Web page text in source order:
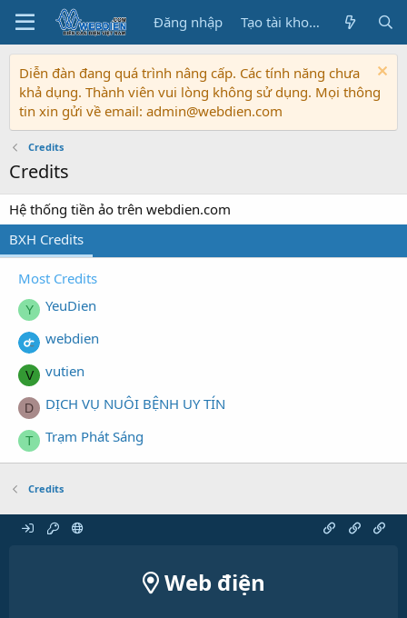
Đăng nhập Tạo tài khoản
Diễn đàn đang quá trình nâng cấp. Các tính năng chưa
khả dụng. Thành viên vui lòng không sử dụng. Mọi thông
tin xin gửi về email: admin@webdien.com
Credits
Credits
Hệ thống tiền ảo trên webdien.com
BXH Credits
Most Credits
Y
YeuDien
webdien
V vutien
D DỊCH VỤ NUÔI BỆNH UY TÍN
T Trạm Phát Sáng
Credits
Web điện